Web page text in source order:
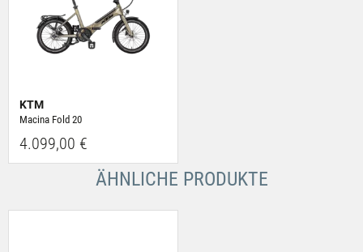
KTM
Macina Fold 20
4.099,00 €
ÄHNLICHE PRODUKTE